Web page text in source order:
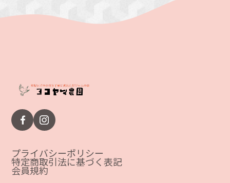
プライバシーポリシー
特定商取引法に基づく表記
会員規約